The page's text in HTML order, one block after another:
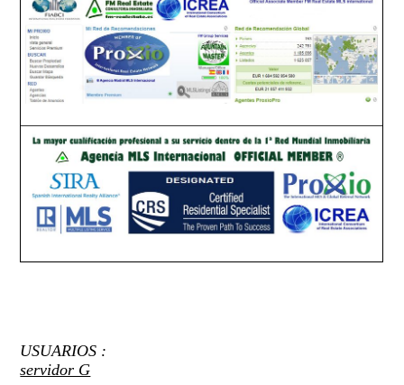
USUARIOS :
servidor G